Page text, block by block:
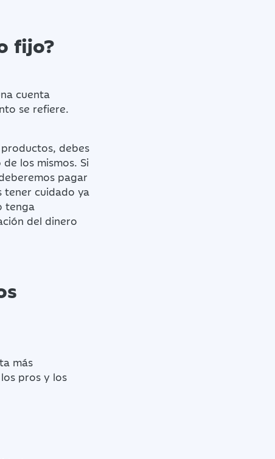
fijo?
cuenta
se refiere.
debes
los mismos. Si
pagar
tener cuidado ya
tenga
del dinero
más
pros y los